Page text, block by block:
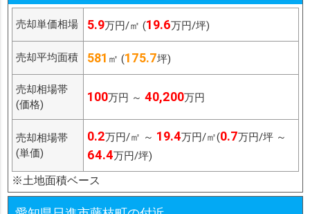
売却単価相場 5.9万円/㎡ (19.6万円/坪)
売却平均面積 581 ㎡ (175.7坪)
売却相場帯
(価格)
100万円 ～ 40,200万円
売却相場帯
(単価)
0.2万円/㎡ ～ 19.4万円/㎡(0.7万円/坪 ～
64.4万円/坪)
※土地面積ベース